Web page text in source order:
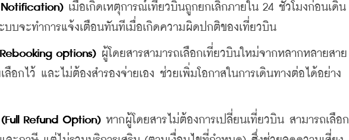
เมื่อเกิดเหตุการณ์เที่ยวบินถูกยกเลิกภายใน 24 ชั่วโมงก่อนเดิน
บจะทำการแจ้งเตือนทันทีเมื่อเกิดความผิดปกติของเที่ยวบิน
options) ผู้โดยสารสามารถเลือกเที่ยวบินใหม่จากหลากหลายสาย
อกไว้ และไม่ต้องสำรองจ่ายเอง ช่วยเพิ่มโอกาสในการเดินทางต่อได้อย่าง
Refund Option) หากผู้โดยสารไม่ต้องการเปลี่ยนเที่ยวบิน สามารถเลือก